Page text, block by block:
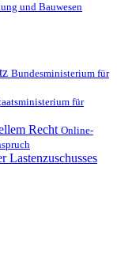
und Bauwesen
Bundesministerium für
für
Recht Online-
Lastenzuschusses